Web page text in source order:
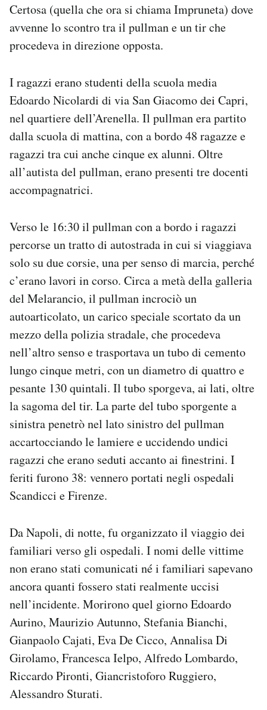
Notifiche mobile
Regala il Post
Hai bisogno di aiuto?
Certosa (quella che ora si chiama Impruneta) dove
avvenne lo scontro tra il pullman e un tir che
procedeva in direzione opposta.
I ragazzi erano studenti della scuola media
Edoardo Nicolardi di via San Giacomo dei Capri,
nel quartiere dell’Arenella. Il pullman era partito
dalla scuola di mattina, con a bordo 48 ragazze e
ragazzi tra cui anche cinque ex alunni. Oltre
all’autista del pullman, erano presenti tre docenti
accompagnatrici.
Verso le 16:30 il pullman con a bordo i ragazzi
percorse un tratto di autostrada in cui si viaggiava
solo su due corsie, una per senso di marcia, perché
c’erano lavori in corso. Circa a metà della galleria
del Melarancio, il pullman incrociò un
autoarticolato, un carico speciale scortato da un
mezzo della polizia stradale, che procedeva
nell’altro senso e trasportava un tubo di cemento
lungo cinque metri, con un diametro di quattro e
pesante 130 quintali. Il tubo sporgeva, ai lati, oltre
la sagoma del tir. La parte del tubo sporgente a
sinistra penetrò nel lato sinistro del pullman
accartocciando le lamiere e uccidendo undici
ragazzi che erano seduti accanto ai finestrini. I
feriti furono 38: vennero portati negli ospedali
Scandicci e Firenze.
Da Napoli, di notte, fu organizzato il viaggio dei
familiari verso gli ospedali. I nomi delle vittime
non erano stati comunicati né i familiari sapevano
ancora quanti fossero stati realmente uccisi
nell’incidente. Morirono quel giorno Edoardo
Aurino, Maurizio Autunno, Stefania Bianchi,
Gianpaolo Cajati, Eva De Cicco, Annalisa Di
Girolamo, Francesca Ielpo, Alfredo Lombardo,
Riccardo Pironti, Giancristoforo Ruggiero,
Alessandro Sturati.